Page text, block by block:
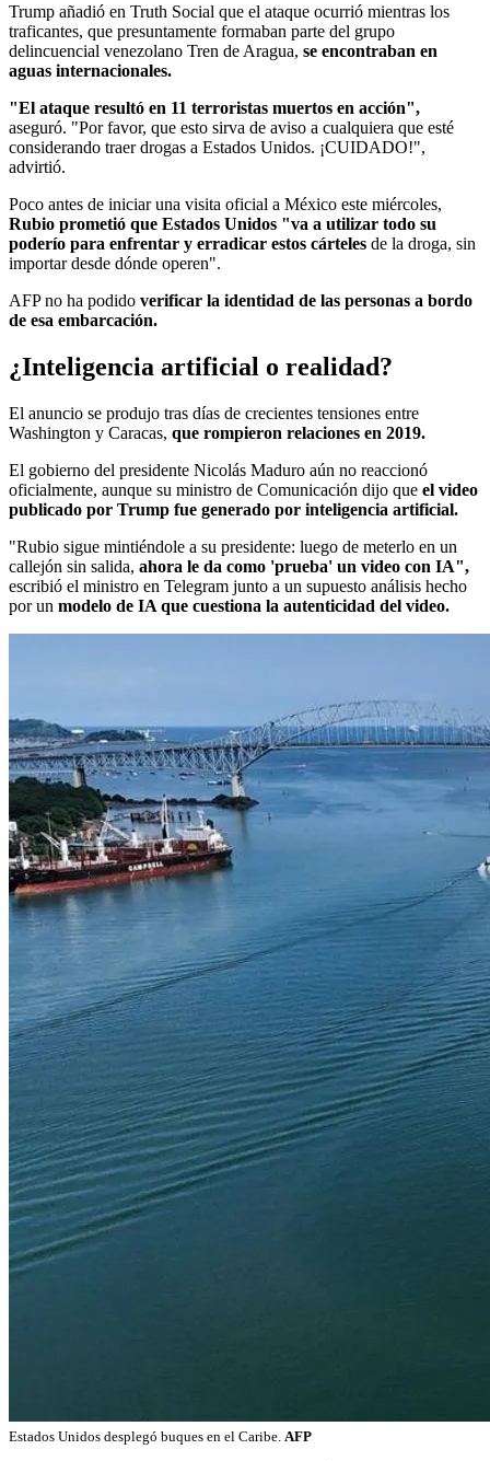
Trump añadió en Truth Social que el ataque ocurrió mientras los
traficantes, que presuntamente formaban parte del grupo
delincuencial venezolano Tren de Aragua, se encontraban en
aguas internacionales.
"El ataque resultó en 11 terroristas muertos en acción",
aseguró. "Por favor, que esto sirva de aviso a cualquiera que esté
considerando traer drogas a Estados Unidos. ¡CUIDADO!",
advirtió.
Poco antes de iniciar una visita oficial a México este miércoles,
Rubio prometió que Estados Unidos "va a utilizar todo su
poderío para enfrentar y erradicar estos cárteles de la droga, sin
importar desde dónde operen".
AFP no ha podido verificar la identidad de las personas a bordo
de esa embarcación.
¿Inteligencia artificial o realidad?
El anuncio se produjo tras días de crecientes tensiones entre
Washington y Caracas, que rompieron relaciones en 2019.
El gobierno del presidente Nicolás Maduro aún no reaccionó
oficialmente, aunque su ministro de Comunicación dijo que el video
publicado por Trump fue generado por inteligencia artificial.
"Rubio sigue mintiéndole a su presidente: luego de meterlo en un
callejón sin salida, ahora le da como 'prueba' un video con IA",
escribió el ministro en Telegram junto a un supuesto análisis hecho
por un modelo de IA que cuestiona la autenticidad del video.
Estados Unidos desplegó buques en el Caribe. AFP